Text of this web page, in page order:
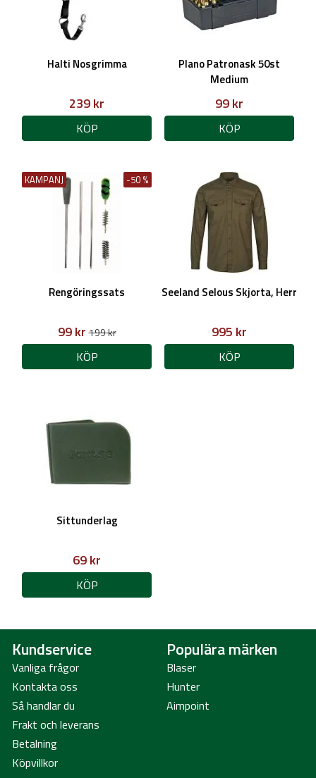
Halti Nosgrimma
239 kr
KÖP
Plano Patronask 50st
Medium
99 kr
KÖP
KAMPANJ -50 %
Rengöringssats
99 kr199 kr
KÖP
Seeland Selous Skjorta, Herr
995 kr
KÖP
Sittunderlag
69 kr
KÖP
Kundservice
Vanliga frågor
Kontakta oss
Så handlar du
Frakt och leverans
Betalning
Köpvillkor
Populära märken
Blaser
Hunter
Aimpoint